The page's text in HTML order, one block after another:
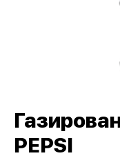
PEPSI